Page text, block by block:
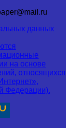
данных
на основе
относящихся
Федерации).